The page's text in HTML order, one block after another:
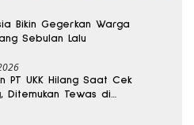
Bikin Gegerkan Warga
Sebulan Lalu
PT UKK Hilang Saat Cek
Ditemukan Tewas di